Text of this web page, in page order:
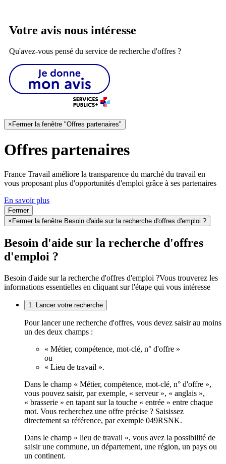
Votre avis nous intéresse
Qu'avez-vous pensé du service de recherche d'offres ?
× Fermer la fenêtre "Offres partenaires"
Offres partenaires
France Travail améliore la transparence du marché du travail en
vous proposant plus d'opportunités d'emploi grâce à ses partenaires
En savoir plus
Fermer
× Fermer la fenêtre Besoin d'aide sur la recherche d'offres d'emploi ?
Besoin d'aide sur la recherche d'offres
d'emploi ?
Besoin d'aide sur la recherche d'offres d'emploi ?Vous trouverez les
informations essentielles en cliquant sur l'étape qui vous intéresse
1. Lancer votre recherche
Pour lancer une recherche d'offres, vous devez saisir au moins
un des deux champs :
« Métier, compétence, mot-clé, n° d'offre »
ou
« Lieu de travail ».
Dans le champ « Métier, compétence, mot-clé, n° d'offre »,
vous pouvez saisir, par exemple, « serveur », « anglais »,
« brasserie » en tapant sur la touche « entrée » entre chaque
mot. Vous recherchez une offre précise ? Saisissez
directement sa référence, par exemple 049RSNK.
Dans le champ « lieu de travail », vous avez la possibilité de
saisir une commune, un département, une région, un pays ou
un continent.